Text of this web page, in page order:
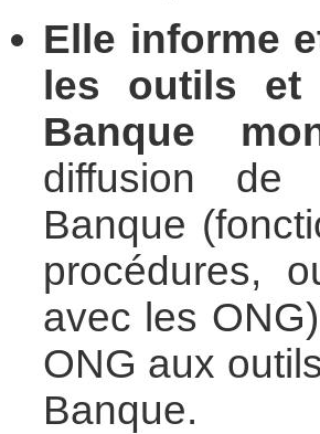
Elle informe
les outils et
Banque
diffusion de
Banque
procédures,
avec les
ONG aux
Banque.